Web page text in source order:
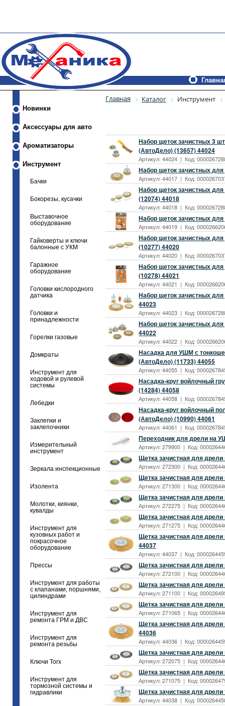
Новинки
Аксессуары для авто
Ароматизаторы
Инструмент
Бачки
Бокорезы, кусачки
Выставочное
оборудование
Гайковерты и ключи
балонные с УКМ
Гаражное
оборудование
Головки кислородного
датчика
Головки и
принадлежности
Горелки газовые
Домкраты
Инструмент для
ходовой и рулевой
системы
Лебедки
Заклепки и
заклепочники
Измерительный
инструмент
Зеркала инспекционные
Изолента
Молотки, киянки,
кувалды
Инструмент для
кузовных работ и
покрасочное
оборудование
Прессы
Инструмент для работы
с клапанами, поршнями,
цилиндрами
Инструмент для
ремонта ГРМ и ДВС
Инструмент для
ремонта резьбы
Ключи Torx
Инструмент для
тормозной системы и
гидравлики
Главная Каталог Инструмент
Набор щеток зачистных 3
(АвтоДело) (13657) 44024
Артикул: 44024 | Код:
Набор щеток зачистных
Артикул: 44017 | Код:
Набор щеток зачистных
(12074) 44018
Артикул: 44018 | Код:
Набор щеток зачистных
Артикул: 44019 | Код:
Набор щеток зачистных
(10277) 44020
Артикул: 44020 | Код:
Набор щеток зачистных
(10278) 44021
Артикул: 44021 | Код:
Набор щеток зачистных
44023
Артикул: 44023 | Код:
Набор щеток зачистных
44022
Артикул: 44022 | Код:
Насадка для УШМ с
(АвтоДело) (11733) 44055
Артикул: 44055 | Код:
Насадка-круг войлочный
(14284) 44058
Артикул: 44058 | Код:
Насадка-круг войлочный
(АвтоДело) (10990) 44061
Артикул: 44061 | Код:
Переходник для дрели на
Артикул: 279900 | Код:
Щетка зачистная для
Артикул: 272300 | Код:
Щетка зачистная для
Артикул: 271300 | Код:
Щетка зачистная для
Артикул: 272275 | Код:
Щетка зачистная для
Артикул: 271275 | Код:
Щетка зачистная для
44037
Артикул: 44037 | Код:
Щетка зачистная для
Артикул: 272100 | Код:
Щетка зачистная для
Артикул: 271100 | Код:
Щетка зачистная для
Артикул: 271065 | Код:
Щетка зачистная для
44036
Артикул: 44036 | Код:
Щетка зачистная для
Артикул: 272075 | Код:
Щетка зачистная для
Артикул: 271075 | Код:
Щетка зачистная для
Артикул: 44038 | Код: